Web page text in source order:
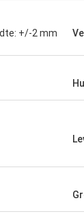
Het
+/-2 mm